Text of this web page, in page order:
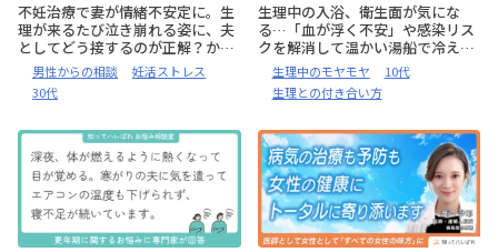
不妊治療で妻が情緒不安定に。生
理が来るたび泣き崩れる姿に、夫
としてどう接するのが正解？かけ
るべき言葉がわかりません【公認
心理師監修:お悩み相談室】
男性からの相談
妊活ストレス
30代
生理中の入浴、衛生面が気にな
る…「血が浮く不安」や感染リス
クを解消して温かい湯船で冷えと
痛みを和らげたい【看護師監修:お
悩み相談室】
生理中のモヤモヤ
10代
生理との付き合い方